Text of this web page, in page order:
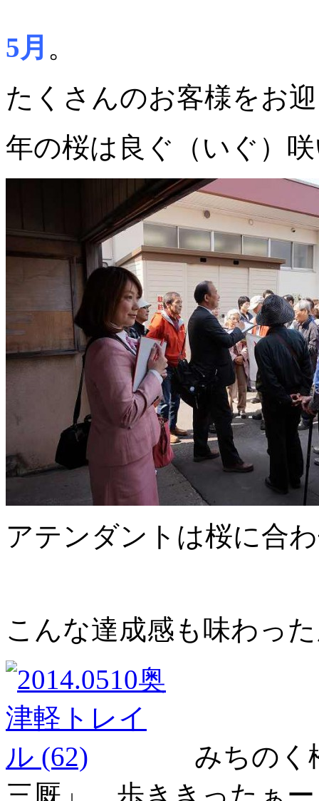
5月 。
たくさんのお客様をお
年の桜は良ぐ（いぐ）
アテンダントは桜に合
こんな達成感も味わっ
みちのく